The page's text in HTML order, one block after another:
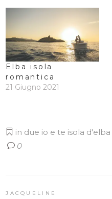
Elba isola
romantica
21 Giugno 2021
in due io e te isola d'elba
0
JACQUELINE